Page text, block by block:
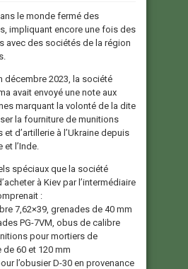
le monde fermé des
impliquant encore une fois des
avec des sociétés de la région
décembre 2023, la société
avait envoyé une note aux
marquant la volonté de la dite
la fourniture de munitions
d’artillerie à l’Ukraine depuis
et l’Inde.
spéciaux que la société
à Kiev par l’intermédiaire
:
7,62×39, grenades de 40 mm
PG-7VM, obus de calibre
pour mortiers de
60 et 120 mm
l’obusier D-30 en provenance